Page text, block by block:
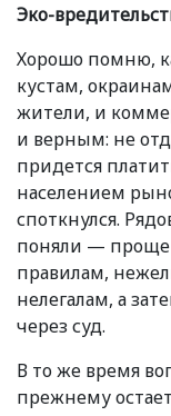
Эко-
Хорошо помню,
кустам,
жители, и
и верным: не
придется
населением
споткнулся.
поняли — проще
правилам,
нелегалам, а
через суд.
В то же время
прежнему